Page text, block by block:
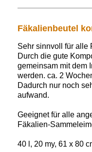
Fäkalienbeutel
Sehr sinnvoll für alle
Durch die gute
gemeinsam mit dem
werden. ca. 2
Dadurch nur noch
aufwand.
Geeignet für alle
Fäkalien-
40 l, 20 my, 61 x 80